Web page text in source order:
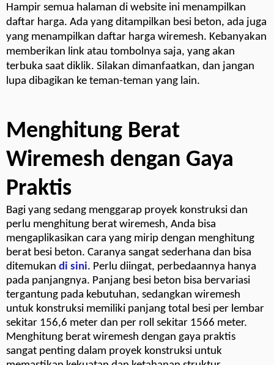
Hampir semua halaman di website ini menampilkan
daftar harga. Ada yang ditampilkan besi beton, ada juga
yang menampilkan daftar harga wiremesh. Kebanyakan
memberikan link atau tombolnya saja, yang akan
terbuka saat diklik. Silakan dimanfaatkan, dan jangan
lupa dibagikan ke teman-teman yang lain.
Menghitung Berat
Wiremesh dengan Gaya
Praktis
Bagi yang sedang menggarap proyek konstruksi dan
perlu menghitung berat wiremesh, Anda bisa
mengaplikasikan cara yang mirip dengan menghitung
berat besi beton. Caranya sangat sederhana dan bisa
ditemukan di sini. Perlu diingat, perbedaannya hanya
pada panjangnya. Panjang besi beton bisa bervariasi
tergantung pada kebutuhan, sedangkan wiremesh
untuk konstruksi memiliki panjang total besi per lembar
sekitar 156,6 meter dan per roll sekitar 1566 meter.
Menghitung berat wiremesh dengan gaya praktis
sangat penting dalam proyek konstruksi untuk